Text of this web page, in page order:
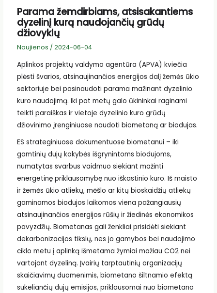
Parama žemdirbiams, atsisakantiems
dyzelinį kurą naudojančių grūdų
džiovyklų
Naujienos / 2024-06-04
Aplinkos projektų valdymo agentūra (APVA) kviečia
plėsti švarios, atsinaujinančios energijos dalį žemės ūkio
sektoriuje bei pasinaudoti parama mažinant dyzelinio
kuro naudojimą. Iki pat metų galo ūkininkai raginami
teikti paraiškas ir vietoje dyzelinio kuro grūdų
džiovinimo įrenginiuose naudoti biometaną ar biodujas.
ES strateginiuose dokumentuose biometanui – iki
gamtinių dujų kokybės išgrynintoms biodujoms,
numatytas svarbus vaidmuo siekiant mažinti
energetinę priklausomybę nuo iškastinio kuro. Iš maisto
ir žemės ūkio atliekų, mėšlo ar kitų bioskaidžių atliekų
gaminamos biodujos laikomos viena pažangiausių
atsinaujinančios energijos rūšių ir žiedinės ekonomikos
pavyzdžių. Biometanas gali ženkliai prisidėti siekiant
dekarbonizacijos tikslų, nes jo gamybos bei naudojimo
ciklo metu į aplinką išmetama žymiai mažiau CO2 nei
vartojant dyzeliną. Įvairių tarptautinių organizacijų
skaičiavimų duomenimis, biometano šiltnamio efektą
sukeliančių dujų emisijos, priklausomai nuo biometano